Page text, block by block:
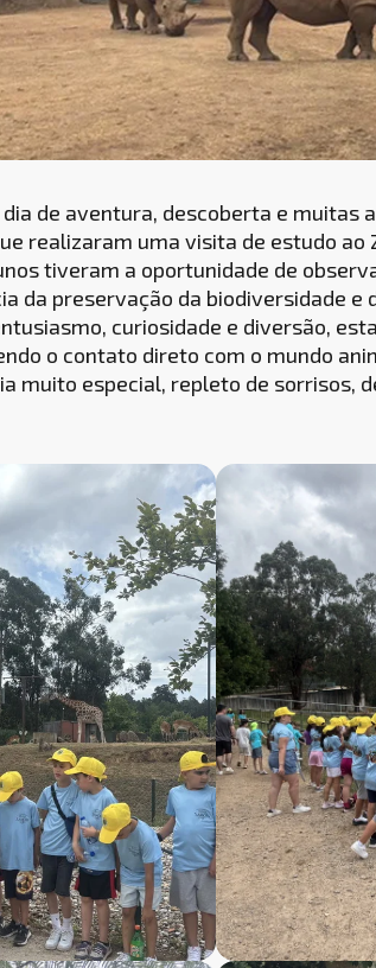
de aventura, descoberta e muitas
realizaram uma visita de estudo ao
tiveram a oportunidade de
da preservação da biodiversidade e
curiosidade e diversão,
o contato direto com o mundo
muito especial, repleto de